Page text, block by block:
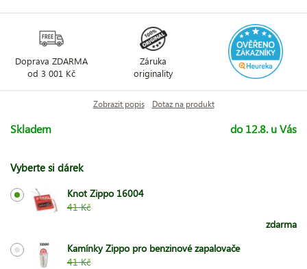
Doprava ZDARMA
od 3 001 Kč
Záruka
originality
Zobrazit popis Dotaz na produkt
Skladem do 12.8. u Vás
Vyberte si dárek
Knot Zippo 16004
41 Kč
zdarma
Kamínky Zippo pro benzinové zapalovače
41 Kč